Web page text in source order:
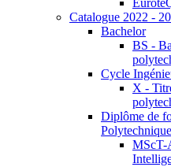
Catalogue 2022 -
Bachelor
BS -
Cycle
X -
Diplôme de